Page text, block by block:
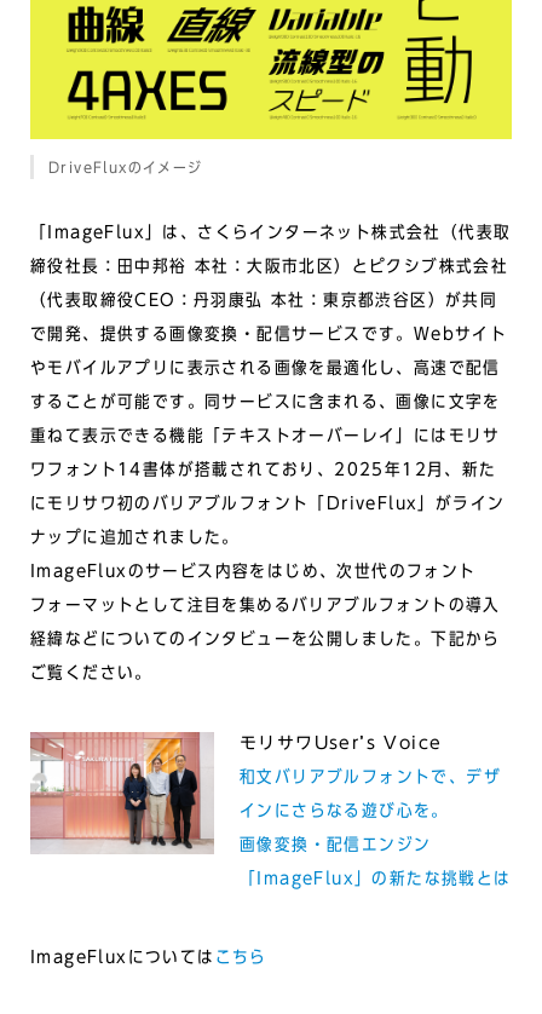
DriveFluxのイメージ
「ImageFlux」は、さくらインターネット株式会社（代表取
締役社長：田中邦裕 本社：大阪市北区）とピクシブ株式会社
（代表取締役CEO：丹羽康弘 本社：東京都渋谷区）が共同
で開発、提供する画像変換・配信サービスです。Webサイト
やモバイルアプリに表示される画像を最適化し、高速で配信
することが可能です。同サービスに含まれる、画像に文字を
重ねて表示できる機能「テキストオーバーレイ」にはモリサ
ワフォント14書体が搭載されており、2025年12月、新た
にモリサワ初のバリアブルフォント「DriveFlux」がライン
ナップに追加されました。
ImageFluxのサービス内容をはじめ、次世代のフォント
フォーマットとして注目を集めるバリアブルフォントの導入
経緯などについてのインタビューを公開しました。下記から
ご覧ください。
モリサワUser’s Voice
和文バリアブルフォントで、デザ
インにさらなる遊び心を。
画像変換・配信エンジン
「ImageFlux」の新たな挑戦とは
ImageFluxについては こちら